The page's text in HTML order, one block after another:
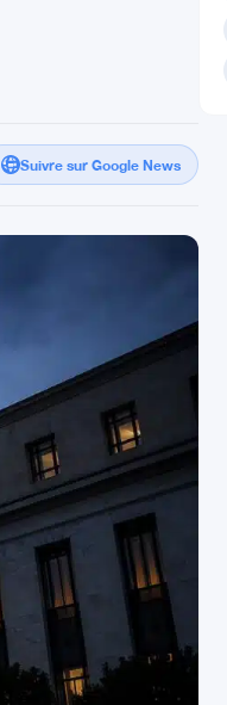
Suivre sur Google News